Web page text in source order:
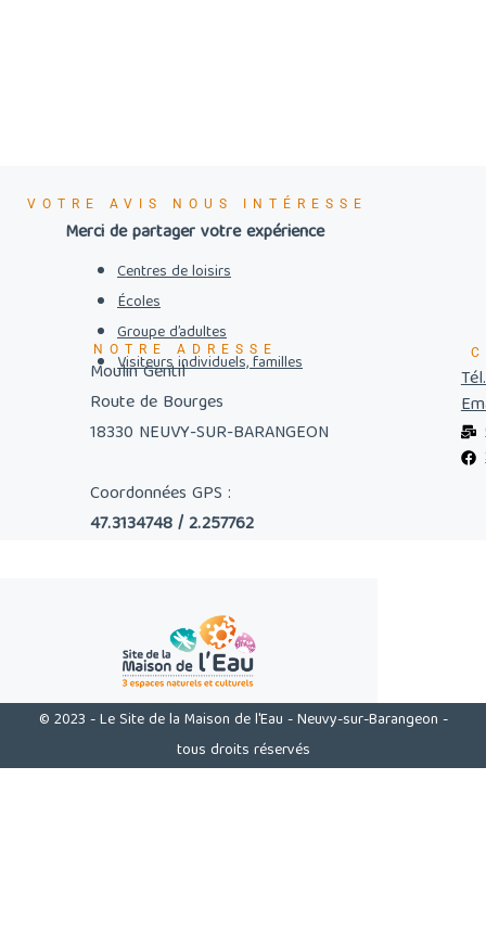
VOTRE AVIS NOUS INTÉRESSE
Merci de partager votre expérience
Centres de loisirs
Écoles
Groupe d’adultes
Visiteurs individuels, familles
NOTRE ADRESSE
Moulin Gentil
Route de Bourges
18330 NEUVY-SUR-BARANGEON
Coordonnées GPS :
47.3134748 / 2.257762
© 2023 - Le Site de la Maison de l'Eau - Neuvy-sur-Barangeon -
tous droits réservés